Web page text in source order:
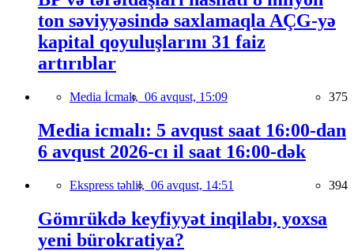
ton səviyyəsində saxlamaqla AÇG-yə
kapital qoyuluşlarını 31 faiz
artırıblar
Media İcmalı, 06 avqust, 15:09 375
Media icmalı: 5 avqust saat 16:00-dan
6 avqust 2026-cı il saat 16:00-dək
Ekspress təhlil, 06 avqust, 14:51 394
Gömrükdə keyfiyyət inqilabı, yoxsa
yeni bürokratiya?